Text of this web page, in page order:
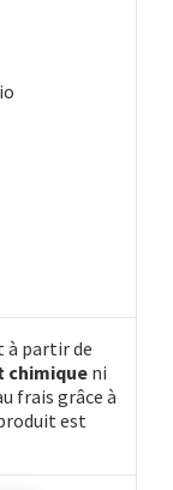
à partir de
chimique ni
frais grâce à
est